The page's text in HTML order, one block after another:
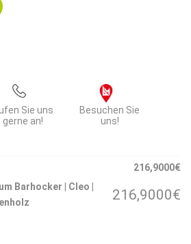
Sie uns
gerne an!
Besuchen Sie
uns!
216,9000€
Barhocker | Cleo |
216,9000€